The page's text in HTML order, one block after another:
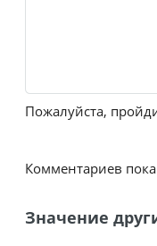
Пожалуйста,
Комментариев
Значение